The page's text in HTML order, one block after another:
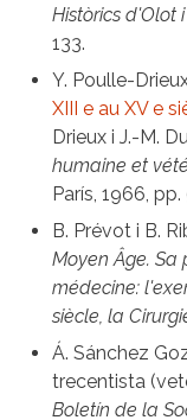
Històrics d'Olot
133.
Y. Poulle-
XIII e au XV e
Drieux i J.-M.
humaine et
París, 1966, pp.
B. Prévot i B.
Moyen Âge.
médecine:
siècle, la
Á. Sánchez
trecentista
Boletín de la